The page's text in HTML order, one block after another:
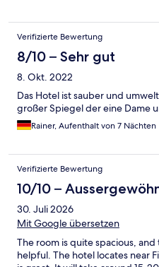
Verifizierte Bewertung
8/10 – Sehr gut
8. Okt. 2022
Das Hotel ist sauber und
großer Spiegel der eine Dame
Rainer, Aufenthalt von 7 Nächten
Verifizierte Bewertung
10/10 –
30. Juli 2026
Mit Google übersetzen
The room is quite spacious,
helpful. The hotel locates near